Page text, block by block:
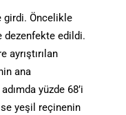
girdi. Öncelikle
dezenfekte edildi.
ayrıştırılan
ana
yüzde 68’i
ise yeşil reçinenin